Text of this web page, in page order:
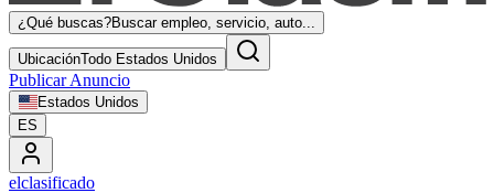
¿Qué buscas?Buscar empleo, servicio, auto...
UbicaciónTodo Estados Unidos
Publicar Anuncio
Estados Unidos
ES
elclasificado